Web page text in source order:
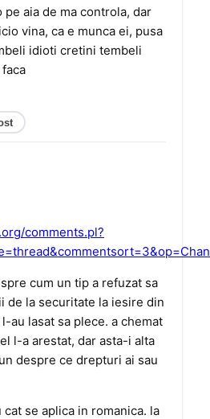
aia de ma controla, dar
vina, ca e munca ei, pusa
idioti cretini tembeli
comments.pl?
cum un tip a refuzat sa
de la securitate la iesire din
au lasat sa plece. a chemat
l-a arestat, dar asta-i alta
despre ce drepturi ai sau
se aplica in romanica. la